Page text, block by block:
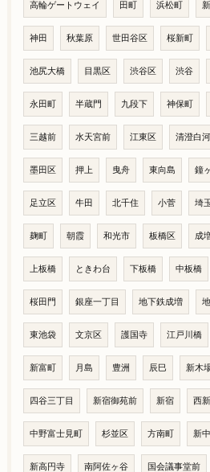
高輪ゲートウェイ 田町 浜松町
神田 秋葉原 世田谷区 桜新町
池尻大橋 目黒区 渋谷区 渋谷
永田町 半蔵門 九段下 神保町
三越前 水天宮前 江東区 清澄白河
墨田区 押上 曳舟 東向島 鐘
足立区 牛田 北千住 小菅 埼
麹町 朝霞 和光市 板橋区 成
上板橋 ときわ台 下板橋 中板橋
桜田門 銀座一丁目 地下鉄成増
東池袋 文京区 護国寺 江戸川橋
新富町 月島 豊洲 辰巳 新木
四谷三丁目 新宿御苑前 新宿 西
中野富士見町 杉並区 方南町 新
新高円寺 南阿佐ヶ谷 国会議事堂前